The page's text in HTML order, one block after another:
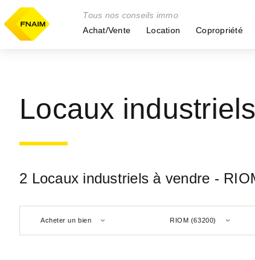
Tous nos conseils immo
Achat/Vente
Location Copropriété
Locaux
2 Locaux industriels à vendre -
Acheter un bien RIOM (63200)